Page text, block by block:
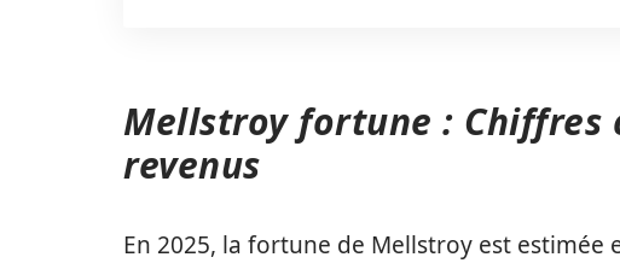
Mellstroy fortune : Chiffres
revenus
En 2025, la fortune de Mellstroy est estimée